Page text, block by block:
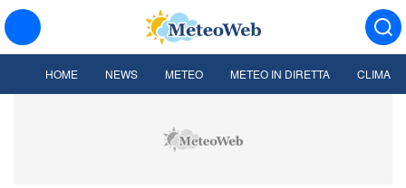
HOME NEWS METEO METEO IN DIRETTA CLIMA